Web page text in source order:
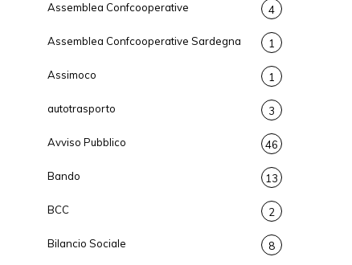
Assemblea Confcooperative 4
Assemblea Confcooperative Sardegna 1
Assimoco 1
autotrasporto 3
Avviso Pubblico 46
Bando 13
BCC 2
Bilancio Sociale 8